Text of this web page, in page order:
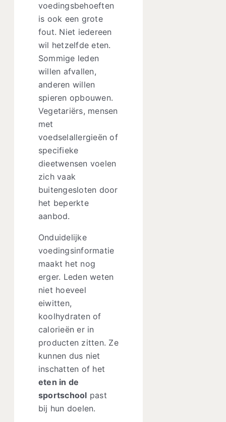
voedingsbehoeften
is ook een grote
fout. Niet iedereen
wil hetzelfde eten.
Sommige leden
willen afvallen,
anderen willen
spieren opbouwen.
Vegetariërs, mensen
met
voedselallergieën of
specifieke
dieetwensen voelen
zich vaak
buitengesloten door
het beperkte
aanbod.
Onduidelijke
voedingsinformatie
maakt het nog
erger. Leden weten
niet hoeveel
eiwitten,
koolhydraten of
calorieën er in
producten zitten. Ze
kunnen dus niet
inschatten of het
eten in de
sportschool past
bij hun doelen.